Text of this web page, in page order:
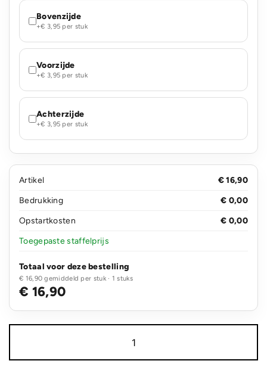
Bovenzijde
+€ 3,95 per stuk
Voorzijde
+€ 3,95 per stuk
Achterzijde
+€ 3,95 per stuk
Artikel
€ 16,90
Bedrukking
€ 0,00
Opstartkosten
€ 0,00
Toegepaste staffelprijs
Totaal voor deze bestelling
€ 16,90 gemiddeld per stuk · 1 stuks
€ 16,90
X